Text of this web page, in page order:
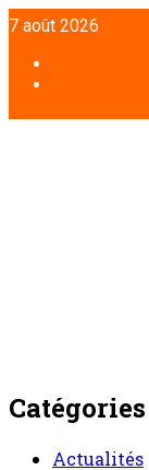
Aller
au
contenu
7 août 2026
Catégories
Actualités